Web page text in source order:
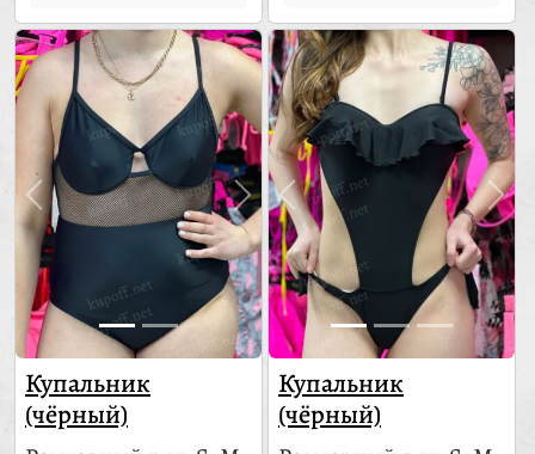
Купальник
(чёрный)
Купальник
(чёрный)